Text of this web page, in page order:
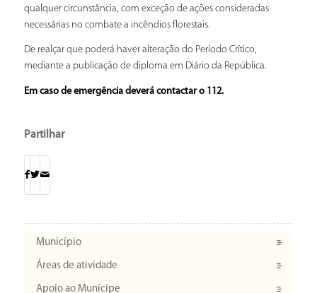
qualquer circunstância, com exceção de ações consideradas
necessárias no combate a incêndios florestais.
De realçar que poderá haver alteração do Período Crítico,
mediante a publicação de diploma em Diário da República.
Em caso de emergência deverá contactar o 112.
Partilhar
Município
Áreas de atividade
Apoio ao Munícipe